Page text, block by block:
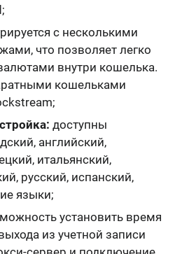
;
с несколькими
что позволяет легко
внутри кошелька.
кошельками
;
доступны
английский,
итальянский,
русский, испанский,
языки;
установить время
из учетной записи